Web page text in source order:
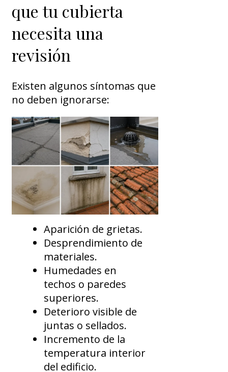
que tu cubierta
necesita una
revisión
Existen algunos síntomas que
no deben ignorarse:
Aparición de grietas.
Desprendimiento de
materiales.
Humedades en
techos o paredes
superiores.
Deterioro visible de
juntas o sellados.
Incremento de la
temperatura interior
del edificio.